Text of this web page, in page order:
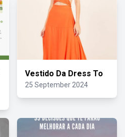
Vestido Da Dress To
25 September 2024